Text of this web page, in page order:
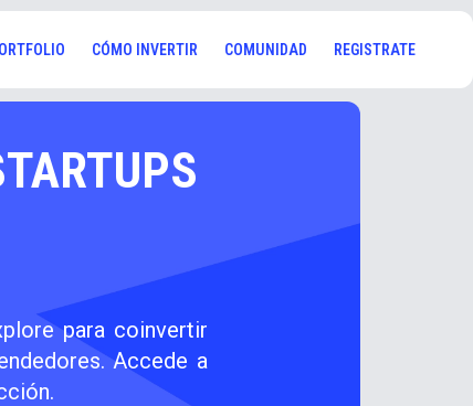
CÓMO INVERTIR COMUNIDAD REGISTRATE
para coinvertir
Accede a